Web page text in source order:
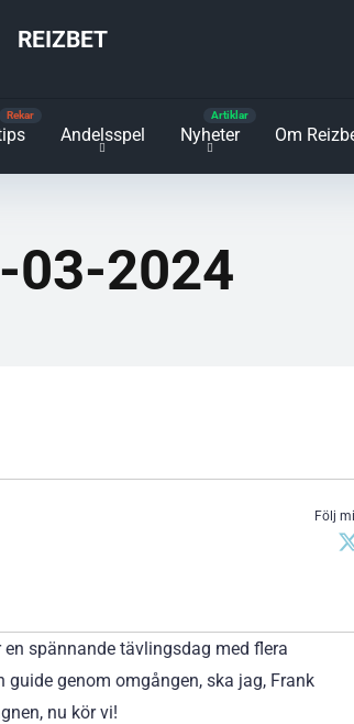
REIZBET
Andelsspel Nyheter Om
03-2024
Följ
spännande tävlingsdag med flera
genom omgången, ska jag, Frank
nu kör vi!